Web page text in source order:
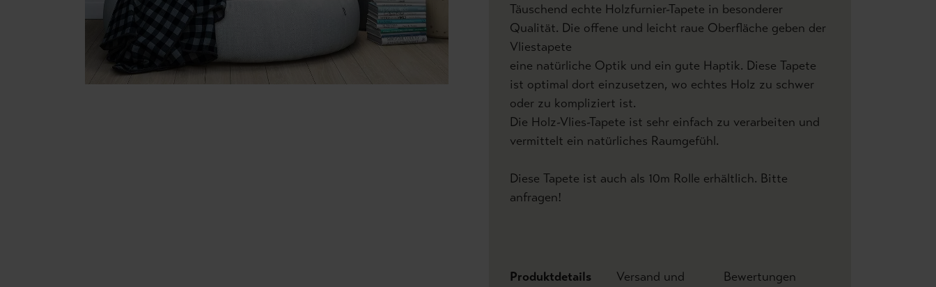
Täuschend echte Holzfurnier-Tapete in besonderer
Qualität. Die offene und leicht raue Oberfläche geben der
Vliestapete
eine natürliche Optik und ein gute Haptik. Diese Tapete
ist optimal dort einzusetzen, wo echtes Holz zu schwer
oder zu kompliziert ist.
Die Holz-Vlies-Tapete ist sehr einfach zu verarbeiten und
vermittelt ein natürliches Raumgefühl.
Diese Tapete ist auch als 10m Rolle erhältlich. Bitte
anfragen!
Produktdetails
Versand und
Bewertungen